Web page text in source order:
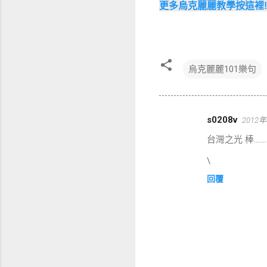
更多烏克麗麗教學按這裡
烏克麗麗101樂句
s0208v 2012
台灣之光 棒
\
回覆